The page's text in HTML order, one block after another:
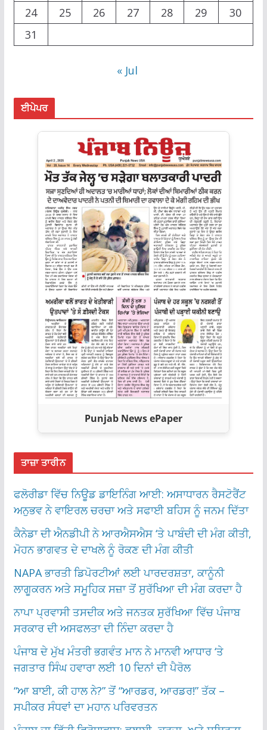
24
25 26 27 28 29
30
31
« Jul
ਈਪੇਪਰ
Punjab News ePaper
ਤਾਜ਼ਾ ਤਾਰੀਨ
ਫਲੋਰੀਡਾ ਵਿੱਚ ਨਿਊਡ ਡਾਇਨਿੰਗ ਆਈ: ਅਸਾਧਾਰਨ ਰੈਸਟੋਰੈਂਟ
ਅਨੁਭਵ ਨੇ ਵਾਇਰਲ ਚਰਚਾ ਅਤੇ ਸਫਾਈ ਬਹਿਸ ਨੂੰ ਜਨਮ ਦਿੱਤਾ
ਕੈਨੇਡਾ ਦੀ ਐਨਡੀਪੀ ਨੇ ਆਰਐਸਐਸ ‘ਤੇ ਪਾਬੰਦੀ ਦੀ ਮੰਗ ਕੀਤੀ,
ਮੋਹਨ ਭਾਗਵਤ ਦੇ ਦਾਖਲੇ ਨੂੰ ਰੋਕਣ ਦੀ ਮੰਗ ਕੀਤੀ
NAPA ਭਾਰਤੀ ਡਿਪੋਰਟੀਆਂ ਲਈ ਪਾਰਦਰਸ਼ਤਾ, ਕਾਨੂੰਨੀ
ਲਾਗੂਕਰਨ ਅਤੇ ਸਮੂਹਿਕ ਸਜ਼ਾ ਤੋਂ ਸੁਰੱਖਿਆ ਦੀ ਮੰਗ ਕਰਦਾ ਹੈ
ਨਾਪਾ ਪ੍ਰਵਾਸੀ ਤਸਦੀਕ ਅਤੇ ਜਨਤਕ ਸੁਰੱਖਿਆ ਵਿੱਚ ਪੰਜਾਬ
ਸਰਕਾਰ ਦੀ ਅਸਫਲਤਾ ਦੀ ਨਿੰਦਾ ਕਰਦਾ ਹੈ
ਪੰਜਾਬ ਦੇ ਮੁੱਖ ਮੰਤਰੀ ਭਗਵੰਤ ਮਾਨ ਨੇ ਮਾਨਵੀ ਆਧਾਰ ‘ਤੇ
ਜਗਤਾਰ ਸਿੰਘ ਹਵਾਰਾ ਲਈ 10 ਦਿਨਾਂ ਦੀ ਪੈਰੋਲ
“ਆ ਬਾਈ, ਕੀ ਹਾਲ ਨੇ?” ਤੋਂ “ਆਰਡਰ, ਆਰਡਰ!” ਤੱਕ –
ਸਪੀਕਰ ਸੰਧਵਾਂ ਦਾ ਮਹਾਨ ਪਰਿਵਰਤਨ